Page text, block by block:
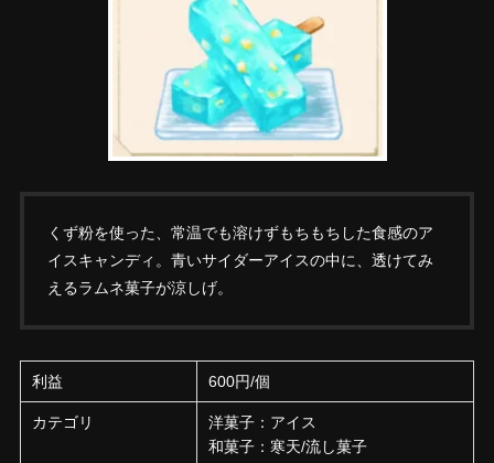
くず粉を使った、常温でも溶けずもちもちした食感のア
イスキャンディ。青いサイダーアイスの中に、透けてみ
えるラムネ菓子が涼しげ。
利益 600円/個
カテゴリ
洋菓子：アイス
和菓子：寒天/流し菓子